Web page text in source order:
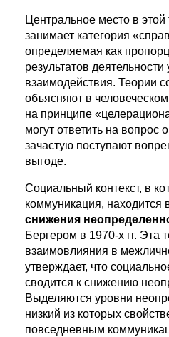
Центральное место в этой
занимает категория
определяемая как
результатов деятельности
взаимодействия. Теории
объясняют в
на принципе
могут ответить на вопрос
зачастую поступают
выгоде.
Социальный контекст, в
коммуникация, находится
снижения
Бергером в 1970-х гг. Эта
взаимовлияния в
утверждает, что
сводится к снижению
Выделяются уровни
низкий из которых
повседневным